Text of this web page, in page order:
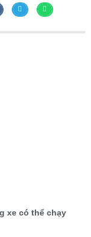
xe có thể chạy